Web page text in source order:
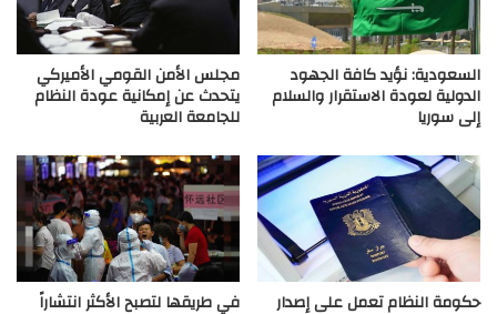
السعودية: نؤيد كافة الجهود
الدولية لعودة الاستقرار والسلام
إلى سوريا
مجلس الأمن القومي الأميركي
يتحدث عن إمكانية عودة النظام
للجامعة العربية
حكومة النظام تعمل على إصدار في طريقها لتصبح الأكثر انتشاراً